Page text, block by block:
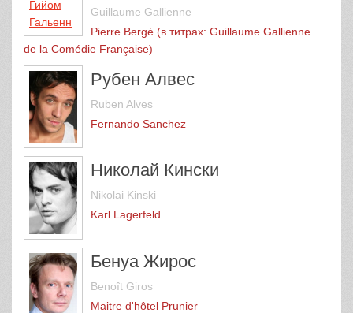
Guillaume Gallienne
Pierre Bergé (в титрах: Guillaume Gallienne
de la Comédie Française)
Рубен Алвес
Ruben Alves
Fernando Sanchez
Николай Кински
Nikolai Kinski
Karl Lagerfeld
Бенуа Жирос
Benoît Giros
Maitre d'hôtel Prunier